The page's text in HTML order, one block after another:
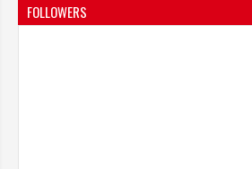
FOLLOWERS